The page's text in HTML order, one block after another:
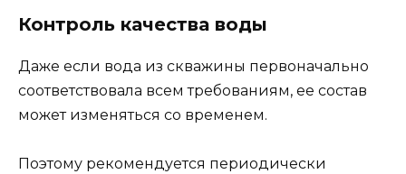
Контроль качества воды
Даже если вода из скважины первоначально
соответствовала всем требованиям, ее состав
может изменяться со временем.
Поэтому рекомендуется периодически